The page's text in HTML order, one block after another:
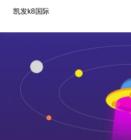
凯发k8国际